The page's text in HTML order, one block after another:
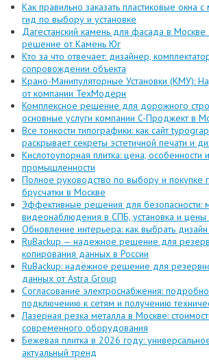
Как правильно заказать пластиковые окна
гид по выбору и установке
Дагестанский камень для фасада в Москве
решение от Камень Юг
Кто за что отвечает: дизайнер,
сопровождении объекта
Крано-Манипуляторные Установки (КМУ):
от компании ТехМодерн
Комплексное решение для дорожного
основные услуги компании C-Проджект в
Все тонкости типографики: как сайт
раскрывает секреты эстетичной печати и
Кислотоупорная плитка: цена,
промышленности
Полное руководство по выбору и покупке
брусчатки в Москве
Эффективные решения для безопасности:
видеонаблюдения в СПБ, установка и
Обновление интерьера: как выбрать
RuBackup — надежное решение для
копирования данных в России
RuBackup: надёжное решение для
данных от Astra Group
Согласование электроснабжения:
подключению к сетям и получению
Лазерная резка металла в Москве:
современного оборудования
Бежевая плитка в 2026 году:
актуальный тренд